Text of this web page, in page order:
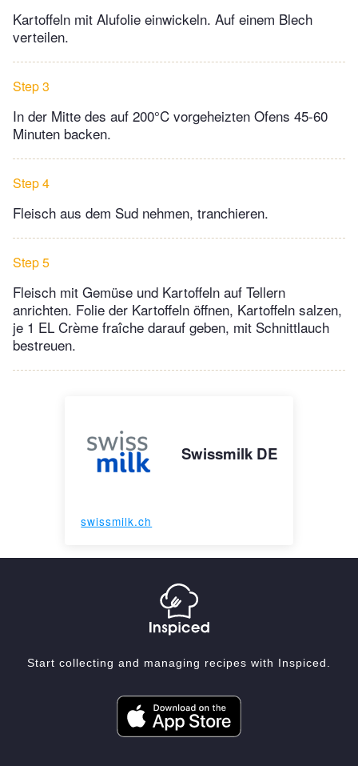
Kartoffeln mit Alufolie einwickeln. Auf einem Blech
verteilen.
Step 3
In der Mitte des auf 200°C vorgeheizten Ofens 45-60
Minuten backen.
Step 4
Fleisch aus dem Sud nehmen, tranchieren.
Step 5
Fleisch mit Gemüse und Kartoffeln auf Tellern
anrichten. Folie der Kartoffeln öffnen, Kartoffeln salzen,
je 1 EL Crème fraîche darauf geben, mit Schnittlauch
bestreuen.
Swissmilk DE
swissmilk.ch
Start collecting and managing recipes with Inspiced.